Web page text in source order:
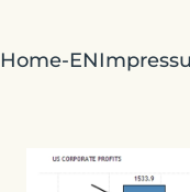
Home-EN